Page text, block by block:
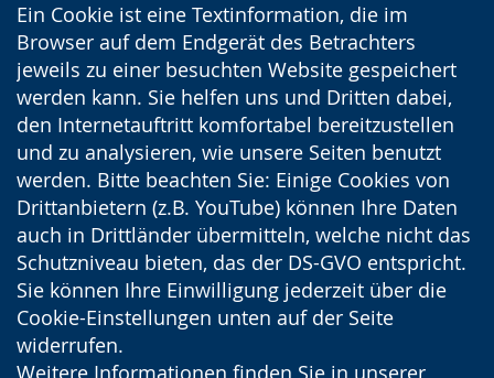
Ein Cookie ist eine Textinformation, die im
Browser auf dem Endgerät des Betrachters
jeweils zu einer besuchten Website gespeichert
werden kann. Sie helfen uns und Dritten dabei,
den Internetauftritt komfortabel bereitzustellen
und zu analysieren, wie unsere Seiten benutzt
werden. Bitte beachten Sie: Einige Cookies von
Drittanbietern (z.B. YouTube) können Ihre Daten
auch in Drittländer übermitteln, welche nicht das
Schutzniveau bieten, das der DS-GVO entspricht.
Sie können Ihre Einwilligung jederzeit über die
Cookie-Einstellungen unten auf der Seite
widerrufen.
Weitere Informationen finden Sie in unserer